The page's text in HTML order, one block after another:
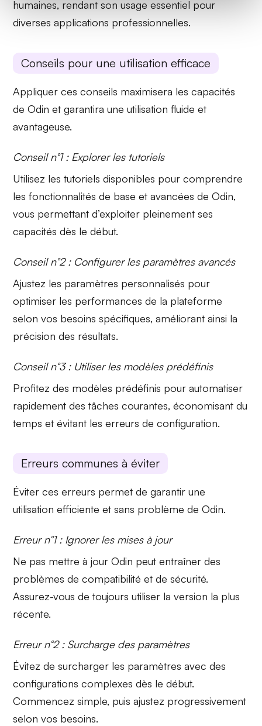
humaines, rendant son usage essentiel pour
diverses applications professionnelles.
Conseils pour une utilisation efficace
Appliquer ces conseils maximisera les capacités
de Odin et garantira une utilisation fluide et
avantageuse.
Conseil n°1 : Explorer les tutoriels
Utilisez lestutoriels disponibles pour comprendre
les fonctionnalités de base et avancées de Odin,
vous permettant d’exploiter pleinement ses
capacités dès le début.
Conseil n°2 : Configurer les paramètres avancés
Ajustez les paramètres personnalisés pour
optimiser les performances de la plateforme
selon vos besoins spécifiques, améliorant ainsi la
précision des résultats.
Conseil n°3 : Utiliser les modèles prédéfinis
Profitez des modèles prédéfinis pour automatiser
rapidement des tâches courantes, économisant du
temps et évitant les erreurs de configuration.
Erreurs communes à éviter
Éviter ces erreurs permet de garantir une
utilisation efficiente et sans problème de Odin.
Erreur n°1 : Ignorer les mises à jour
Ne pas mettre à jour Odin peut entraîner des
problèmes de compatibilité et de sécurité.
Assurez-vous de toujours utiliser la version la plus
récente.
Erreur n°2 : Surcharge des paramètres
Évitez desurcharger les paramètres avec des
configurations complexes dès le début.
Commencez simple, puis ajustez progressivement
selon vos besoins.